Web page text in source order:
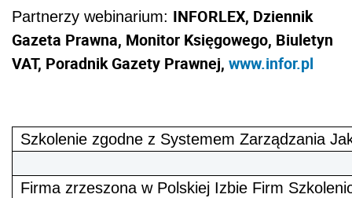
Partnerzy webinarium: INFORLEX, Dziennik
Gazeta Prawna, Monitor Księgowego, Biuletyn
VAT, Poradnik Gazety Prawnej, www.infor.pl
Szkolenie zgodne z Systemem Zarządzania
Firma zrzeszona w Polskiej Izbie Firm